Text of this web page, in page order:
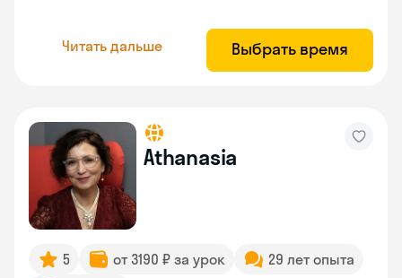
Читать дальше Выбрать время
Athanasia
5 от 3190 ₽ за урок
29 лет опыта